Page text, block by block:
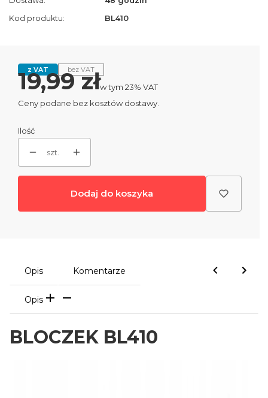
Kod produktu:
BL410
z VAT bez VAT
Cena
19,99 złw tym 23% VAT
w tym 23% VAT
Ceny podane bez kosztów dostawy.
Ilość
szt.
Dodaj do koszyka
Opis Komentarze
Opis
BLOCZEK BL410